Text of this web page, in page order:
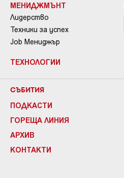
МЕНИДЖМЪНТ
Лидерство
Техники за успех
Job Мениджър
ТЕХНОЛОГИИ
СЪБИТИЯ
ПОДКАСТИ
ГОРЕЩА ЛИНИЯ
АРХИВ
КОНТАКТИ